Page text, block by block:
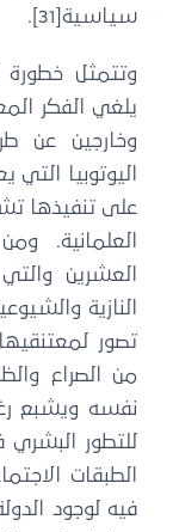
سياسية[31].
وتتمثل خطورة
يلغي الفكر
وخارجين عن
اليوتوبيا
على تنفيذها
العلمانية.
العشرين
النازية
تصور
من الصراع
نفسه ويشبع
للتطور
الطبقات
فيه لوجود